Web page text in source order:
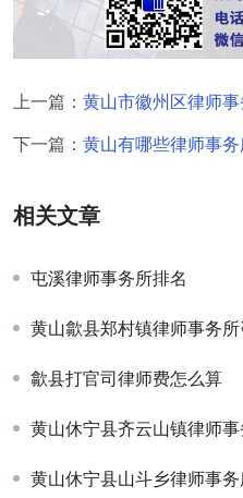
上一篇： 黄山市徽州区律师
下一篇： 黄山有哪些律师事
相关文章
屯溪律师事务所排名
黄山歙县郑村镇律师事务
歙县打官司律师费怎么算
黄山休宁县齐云山镇律师
黄山休宁县山斗乡律师事